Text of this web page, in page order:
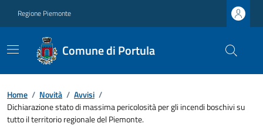
Regione Piemonte
Comune di Portula
Home / Novità / Avvisi /
Dichiarazione stato di massima pericolosità per gli incendi boschivi su
tutto il territorio regionale del Piemonte.